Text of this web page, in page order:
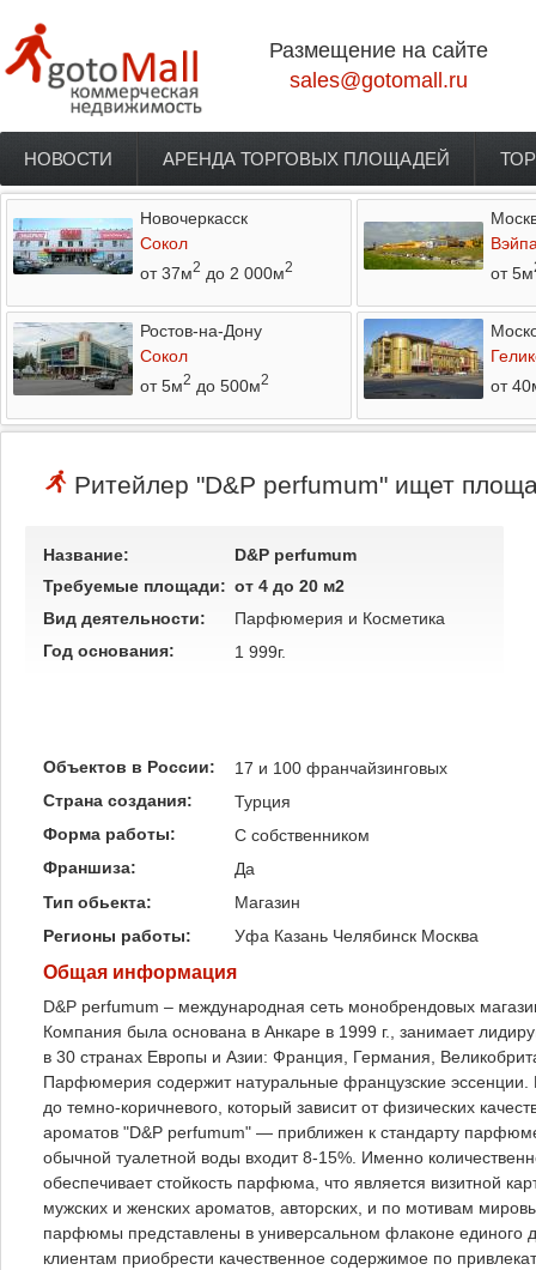
Размещение на сайте
sales@gotomall.ru
Главное меню
НОВОСТИ АРЕНДА ТОРГОВЫХ ПЛОЩАДЕЙ
Новочеркасск
Сокол
от 37м2 до 2 000м2
от 5м
Ростов-на-Дону
Сокол
от 5м2 до 500м2
от
Ритейлер "D&P perfumum" ищет
Название:
D&P perfumum
Требуемые площади: от 4 до 20 м2
Вид деятельности:
Парфюмерия и Косметика
Год основания:
1 999г.
Объектов в России:
17 и 100 франчайзинговых
Страна создания:
Турция
Форма работы:
C собственником
Франшиза:
Да
Тип обьекта:
Магазин
Регионы работы:
Уфа Казань Челябинск Москва
Общая информация
D&P perfumum – международная сеть монобрендовых
Компания была основана в Анкаре в 1999 г., занимает
в 30 странах Европы и Азии: Франция, Германия,
Парфюмерия содержит натуральные французские
до темно-коричневого, который зависит от физических
ароматов "D&P perfumum" — приближен к стандарту
обычной туалетной воды входит 8-15%. Именно
обеспечивает стойкость парфюма, что является визитной
мужских и женских ароматов, авторских, и по мотивам
парфюмы представлены в универсальном флаконе единого
клиентам приобрести качественное содержимое по